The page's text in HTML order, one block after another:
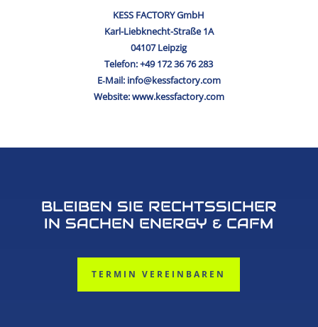
KESS FACTORY GmbH
Karl-Liebknecht-Straße 1A
04107 Leipzig
Telefon:+49 172 36 76 283
E‑Mail: info@kessfactory.com
Website:www.kessfactory.com
BLEIBEN SIE RECHTSSICHER
IN SACHEN ENERGY & CAFM
TERMIN VEREINBAREN